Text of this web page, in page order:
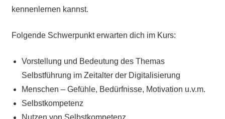
kennenlernen kannst.
Folgende Schwerpunkt erwarten dich im Kurs:
Vorstellung und Bedeutung des Themas
Selbstführung im Zeitalter der Digitalisierung
Menschen – Gefühle, Bedürfnisse, Motivation u.v.m.
Selbstkompetenz
Nutzen von Selbstkompetenz